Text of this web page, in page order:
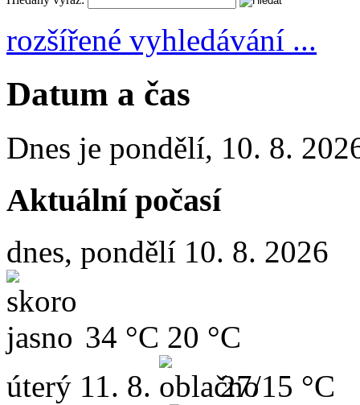
rozšířené vyhledávání ...
Datum a čas
Dnes je pondělí, 10. 8.
Aktuální počasí
dnes, pondělí 10. 8. 2026
34 °C 20 °C
úterý 11. 8.
27/15 °C